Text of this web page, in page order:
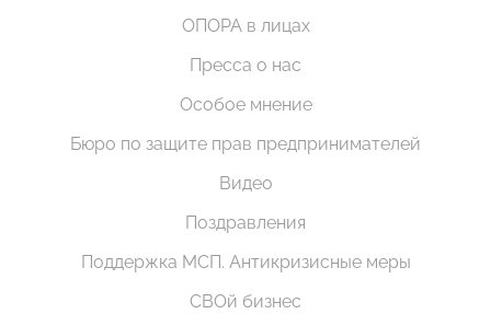
ОПОРА в лицах
Пресса о нас
Особое мнение
Бюро по защите прав предпринимателей
Видео
Поздравления
Поддержка МСП. Антикризисные меры
СВОй бизнес